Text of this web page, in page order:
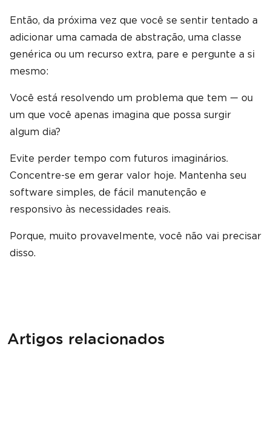
Então, da próxima vez que você se sentir tentado a
adicionar uma camada de abstração, uma classe
genérica ou um recurso extra, pare e pergunte a si
mesmo:
Você está resolvendo um problema que tem — ou
um que você apenas imagina que possa surgir
algum dia?
Evite perder tempo com futuros imaginários.
Concentre-se em gerar valor hoje. Mantenha seu
software simples, de fácil manutenção e
responsivo às necessidades reais.
Porque, muito provavelmente, você não vai precisar
disso.
Artigos relacionados